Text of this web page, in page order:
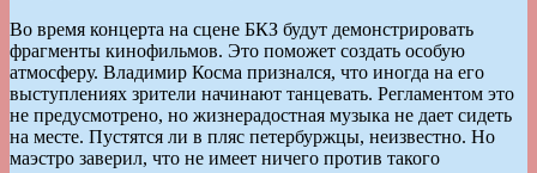
Во время концерта на сцене БКЗ будут демонстрировать
фрагменты кинофильмов. Это поможет создать особую
атмосферу. Владимир Косма признался, что иногда на его
выступлениях зрители начинают танцевать. Регламентом это
не предусмотрено, но жизнерадостная музыка не дает сидеть
на месте. Пустятся ли в пляс петербуржцы, неизвестно. Но
маэстро заверил, что не имеет ничего против такого